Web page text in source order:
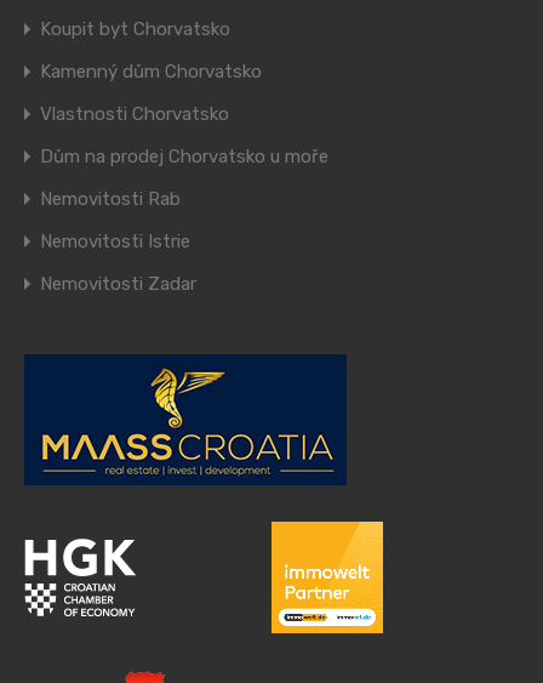
Koupit byt Chorvatsko
Kamenný dům Chorvatsko
Vlastnosti Chorvatsko
Dům na prodej Chorvatsko u moře
Nemovitosti Rab
Nemovitosti Istrie
Nemovitosti Zadar